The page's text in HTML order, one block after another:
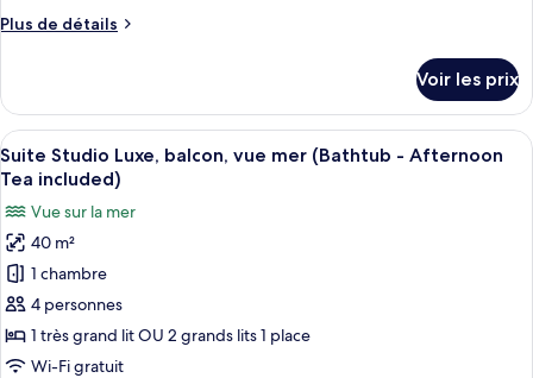
Studio,
partielle
sur
la
mer
(Bathtub
-
Afternoon
Tea
included)
Plus de détails
Plus
le
type
de
chambre
Studio,
balcon,
vue
partielle
sur
mer
(Bathtub
Voir les prix
Afficher
toutes
photos
pour
ce
type
de
chambre :
Une chambre d’hôtel avec un grand
10
Suite Studio Luxe, balcon, vue mer (Bathtub - Afternoon
Tea included)
Vue sur la mer
40 m²
1 chambre
4 personnes
1 très grand lit OU 2 grands lits 1 place
Wi-Fi gratuit